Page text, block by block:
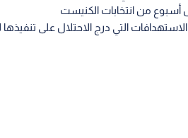
من انتخابات الكنيست
التي درج الاحتلال على تنفيذها